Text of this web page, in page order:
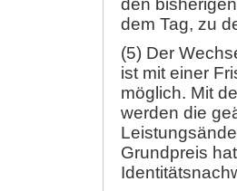
den
dem Tag, zu
(5) Der
ist mit einer
möglich. Mit
werden die
Grundpreis